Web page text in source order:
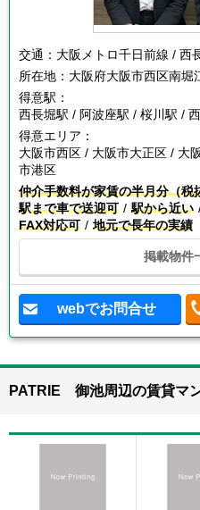
交通： 大阪メトロ千日前線 / 西
所在地： 大阪府大阪市西区南堀
得意駅：
西長堀駅 / 阿波座駅 / 桜川駅 /
得意エリア：
大阪市西区 / 大阪市大正区 / 大
市港区
仲介手数料が家賃の半月分（税
駅まで車で送迎可
駅から近い
FAX対応可
地元で長年の実績
掲載物件
webでお問合せ
PATRIE 御池周辺の賃貸マ